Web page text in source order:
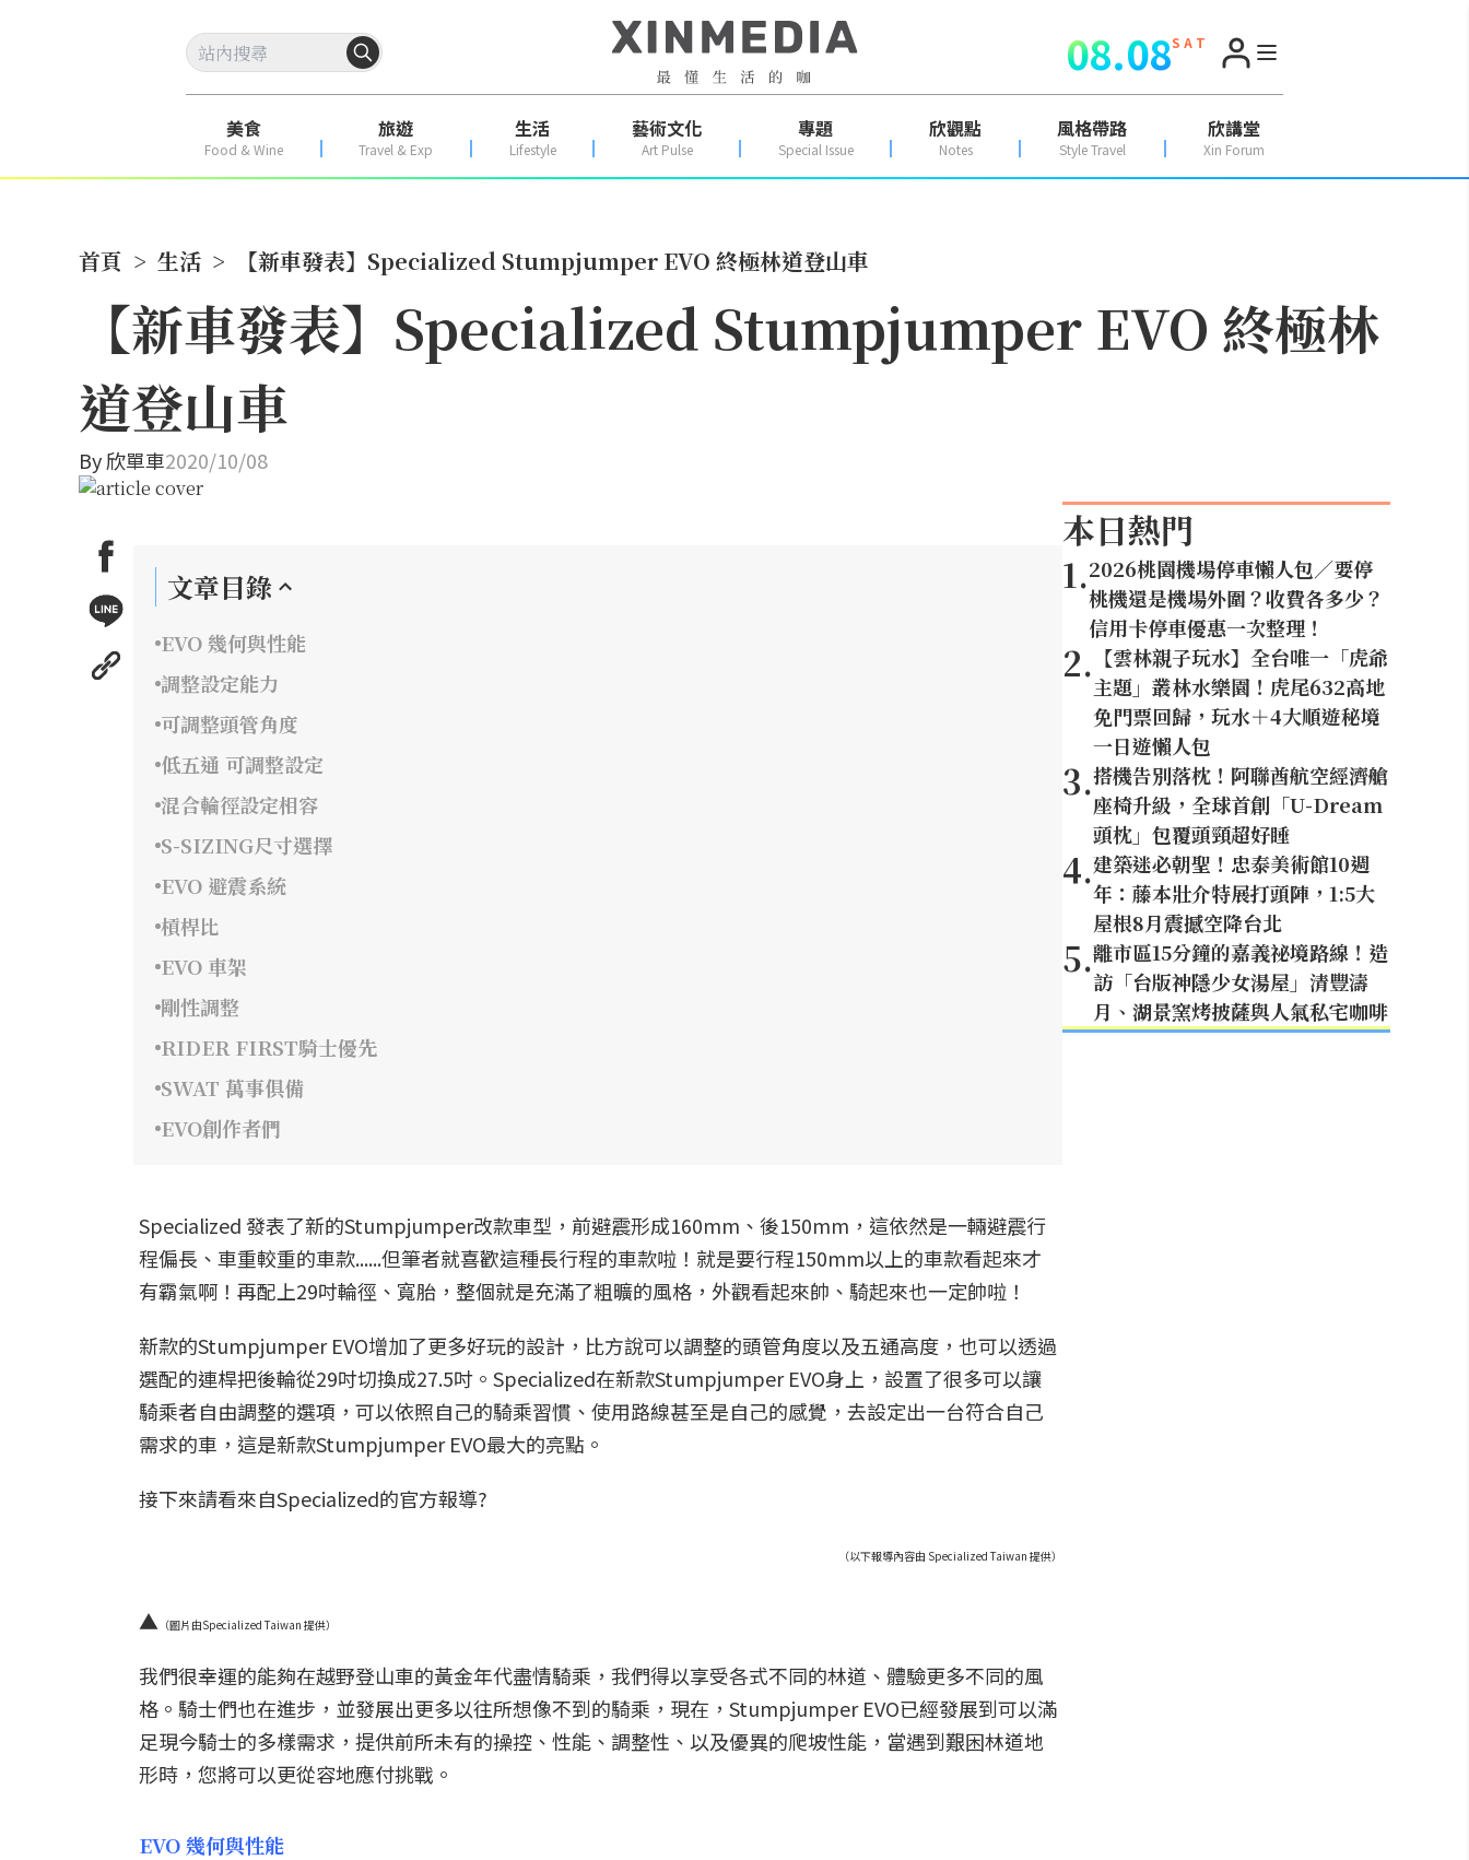
08.08S A T
美食
Food & Wine
旅遊
Travel & Exp
生活
Lifestyle
藝術文化
Art Pulse
專題
Special Issue
欣觀點
Notes
風格帶路
Style Travel
欣講堂
Xin Forum
首頁 > 生活 > 【新車發表】Specialized Stumpjumper EVO 終極林道登山車
【新車發表】Specialized Stumpjumper EVO 終極林
道登山車
By欣單車2020/10/08
文章目錄
EVO 幾何與性能
調整設定能力
可調整頭管角度
低五通 可調整設定
混合輪徑設定相容
S-SIZING尺寸選擇
EVO 避震系統
槓桿比
EVO 車架
剛性調整
RIDER FIRST騎士優先
SWAT 萬事俱備
EVO創作者們
Specialized 發表了新的Stumpjumper改款車型，前避震形成160mm、後150mm，這依然是一輛避震行
程偏長、車重較重的車款......但筆者就喜歡這種長行程的車款啦！就是要行程150mm以上的車款看起來才
有霸氣啊！再配上29吋輪徑、寬胎，整個就是充滿了粗曠的風格，外觀看起來帥、騎起來也一定帥啦！
新款的Stumpjumper EVO增加了更多好玩的設計，比方說可以調整的頭管角度以及五通高度，也可以透過
選配的連桿把後輪從29吋切換成27.5吋。Specialized在新款Stumpjumper EVO身上，設置了很多可以讓
騎乘者自由調整的選項，可以依照自己的騎乘習慣、使用路線甚至是自己的感覺，去設定出一台符合自己
需求的車，這是新款Stumpjumper EVO最大的亮點。
接下來請看來自Specialized的官方報導?
（以下報導內容由 Specialized Taiwan 提供）
▲ （圖片由Specialized Taiwan 提供）
我們很幸運的能夠在越野登山車的黃金年代盡情騎乘，我們得以享受各式不同的林道、體驗更多不同的風
格。騎士們也在進步，並發展出更多以往所想像不到的騎乘，現在，Stumpjumper EVO已經發展到可以滿
足現今騎士的多樣需求，提供前所未有的操控、性能、調整性、以及優異的爬坡性能，當遇到艱困林道地
形時，您將可以更從容地應付挑戰。
EVO 幾何與性能
本日熱門
1.2026桃園機場停車懶人包／要停
桃機還是機場外圍？收費各多少？
信用卡停車優惠一次整理！
2. 【雲林親子玩水】全台唯一「虎爺
主題」叢林水樂園！虎尾632高地
免門票回歸，玩水＋4大順遊秘境
一日遊懶人包
3.搭機告別落枕！阿聯酋航空經濟艙
座椅升級，全球首創「U-Dream
頭枕」包覆頭頸超好睡
4.建築迷必朝聖！忠泰美術館10週
年：藤本壯介特展打頭陣，1:5大
屋根8月震撼空降台北
5.離市區15分鐘的嘉義祕境路線！造
訪「台版神隱少女湯屋」清豐濤
月、湖景窯烤披薩與人氣私宅咖啡